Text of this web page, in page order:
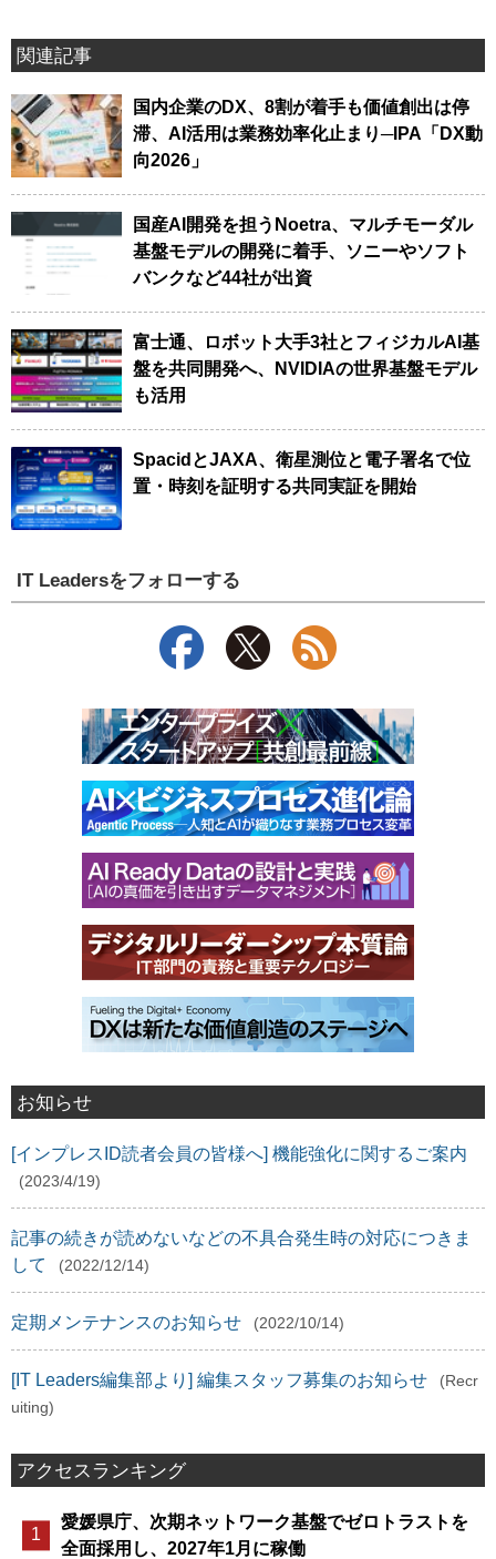
関連記事
国内企業のDX、8割が着手も価値創出は停
滞、AI活用は業務効率化止まり─IPA「DX動
向2026」
国産AI開発を担うNoetra、マルチモーダル
基盤モデルの開発に着手、ソニーやソフト
バンクなど44社が出資
富士通、ロボット大手3社とフィジカルAI基
盤を共同開発へ、NVIDIAの世界基盤モデル
も活用
SpacidとJAXA、衛星測位と電子署名で位
置・時刻を証明する共同実証を開始
IT Leadersをフォローする
お知らせ
[インプレスID読者会員の皆様へ] 機能強化に関するご案内
(2023/4/19)
記事の続きが読めないなどの不具合発生時の対応につきま
して
(2022/12/14)
定期メンテナンスのお知らせ (2022/10/14)
[IT Leaders編集部より] 編集スタッフ募集のお知らせ
(Recr
uiting)
アクセスランキング
愛媛県庁、次期ネットワーク基盤でゼロトラストを
全面採用し、2027年1月に稼働